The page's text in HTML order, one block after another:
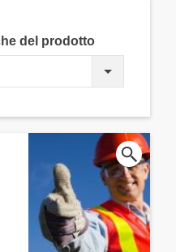
del prodotto